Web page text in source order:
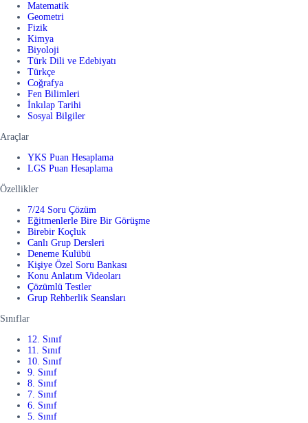
Matematik
Geometri
Fizik
Kimya
Biyoloji
Türk Dili ve Edebiyatı
Türkçe
Coğrafya
Fen Bilimleri
İnkılap Tarihi
Sosyal Bilgiler
Araçlar
YKS Puan Hesaplama
LGS Puan Hesaplama
Özellikler
7/24 Soru Çözüm
Eğitmenlerle Bire Bir Görüşme
Birebir Koçluk
Canlı Grup Dersleri
Deneme Kulübü
Kişiye Özel Soru Bankası
Konu Anlatım Videoları
Çözümlü Testler
Grup Rehberlik Seansları
Sınıflar
12. Sınıf
11. Sınıf
10. Sınıf
9. Sınıf
8. Sınıf
7. Sınıf
6. Sınıf
5. Sınıf